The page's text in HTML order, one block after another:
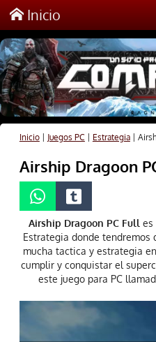
Inicio
Inicio| Juegos PC Estrategia|
Airship Dragoon
Airship Dragoon PC Full es
Estrategia donde tendremos
mucha tactica y estrategia
cumplir y conquistar el
este juego para PC